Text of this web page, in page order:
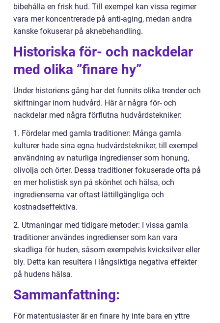
bibehålla en frisk hud. Till exempel kan vissa regimer
vara mer koncentrerade på anti-aging, medan andra
kanske fokuserar på aknebehandling.
Historiska för- och nackdelar
med olika ”finare hy”
Under historiens gång har det funnits olika trender och
skiftningar inom hudvård. Här är några för- och
nackdelar med några förflutna hudvårdstekniker:
1. Fördelar med gamla traditioner: Många gamla
kulturer hade sina egna hudvårdstekniker, till exempel
användning av naturliga ingredienser som honung,
olivolja och örter. Dessa traditioner fokuserade ofta på
en mer holistisk syn på skönhet och hälsa, och
ingredienserna var oftast lättillgängliga och
kostnadseffektiva.
2. Utmaningar med tidigare metoder: I vissa gamla
traditioner användes ingredienser som kan vara
skadliga för huden, såsom exempelvis kvicksilver eller
bly. Detta kan resultera i långsiktiga negativa effekter
på hudens hälsa.
Sammanfattning:
För matentusiaster är en finare hy inte bara en yttre